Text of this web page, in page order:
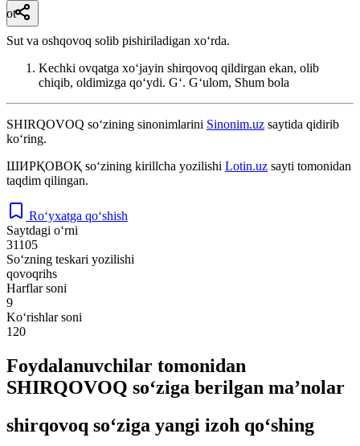
ot
Sut va oshqovoq solib pishiriladigan xoʻrda.
Kechki ovqatga xoʻjayin shirqovoq qildirgan ekan, olib
chiqib, oldimizga qoʻydi. Gʻ. Gʻulom, Shum bola
SHIRQOVOQ so‘zining sinonimlarini Sinonim.uz saytida qidirib
ko‘ring.
ШИРҚОВОҚ so‘zining kirillcha yozilishi Lotin.uz sayti tomonidan
taqdim qilingan.
Ro‘yxatga qo‘shish
Saytdagi o‘rni
31105
So‘zning teskari yozilishi
qovoqrihs
Harflar soni
9
Ko‘rishlar soni
120
Foydalanuvchilar tomonidan
SHIRQOVOQ so‘ziga berilgan ma’nolar
shirqovoq so‘ziga yangi izoh qo‘shing